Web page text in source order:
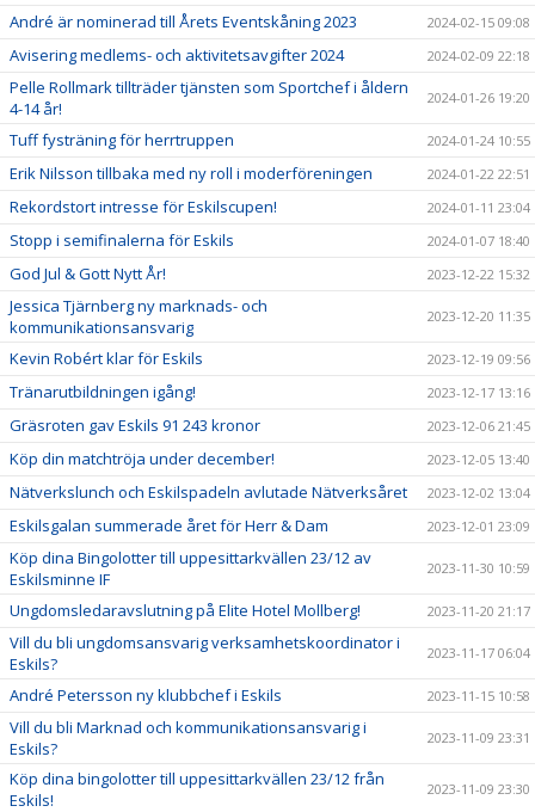
André är nominerad till Årets Eventskåning 2023 2024-02-15 09:08
Avisering medlems- och aktivitetsavgifter 2024 2024-02-09 22:18
Pelle Rollmark tillträder tjänsten som Sportchef i åldern
4-14 år!
2024-01-26 19:20
Tuff fysträning för herrtruppen 2024-01-24 10:55
Erik Nilsson tillbaka med ny roll i moderföreningen 2024-01-22 22:51
Rekordstort intresse för Eskilscupen! 2024-01-11 23:04
Stopp i semifinalerna för Eskils 2024-01-07 18:40
God Jul & Gott Nytt År! 2023-12-22 15:32
Jessica Tjärnberg ny marknads- och
kommunikationsansvarig
2023-12-20 11:35
Kevin Robért klar för Eskils 2023-12-19 09:56
Tränarutbildningen igång! 2023-12-17 13:16
Gräsroten gav Eskils 91 243 kronor 2023-12-06 21:45
Köp din matchtröja under december! 2023-12-05 13:40
Nätverkslunch och Eskilspadeln avlutade Nätverksåret 2023-12-02 13:04
Eskilsgalan summerade året för Herr & Dam 2023-12-01 23:09
Köp dina Bingolotter till uppesittarkvällen 23/12 av
Eskilsminne IF
2023-11-30 10:59
Ungdomsledaravslutning på Elite Hotel Mollberg! 2023-11-20 21:17
Vill du bli ungdomsansvarig verksamhetskoordinator i
Eskils?
2023-11-17 06:04
André Petersson ny klubbchef i Eskils 2023-11-15 10:58
Vill du bli Marknad och kommunikationsansvarig i
Eskils?
2023-11-09 23:31
Köp dina bingolotter till uppesittarkvällen 23/12 från
Eskils!
2023-11-09 23:30